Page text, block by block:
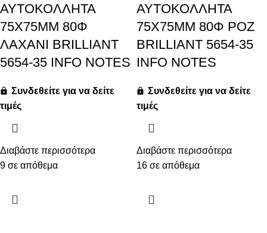
ΑΥΤΟΚΟΛΛΗΤΑ
75X75MM 80Φ
ΛΑΧΑΝΙ BRILLIANT
5654-35 INFO NOTES
Συνδεθείτε για να δείτε
τιμές
Διαβάστε περισσότερα
9 σε απόθεμα
ΑΥΤΟΚΟΛΛΗΤΑ
75X75MM 80Φ ΡΟΖ
BRILLIANT 5654-35
INFO NOTES
Συνδεθείτε για να δείτε
τιμές
Διαβάστε περισσότερα
16 σε απόθεμα